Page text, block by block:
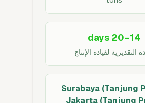
14–20 days
التقديرية لقيادة الإنتاج
Surabaya (Tanjung
Jakarta (Tanjung